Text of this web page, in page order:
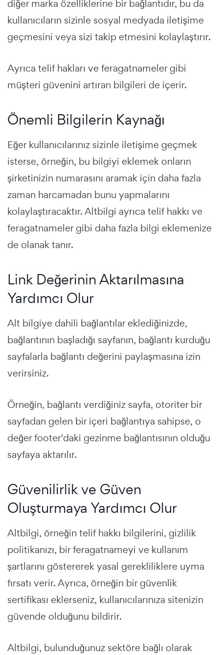
diğer marka özelliklerine bir bağlantıdır, bu da
kullanıcıların sizinle sosyal medyada iletişime
geçmesini veya sizi takip etmesini kolaylaştırır.
Ayrıca telif hakları ve feragatnameler gibi
müşteri güvenini artıran bilgileri de içerir.
Önemli Bilgilerin Kaynağı
Eğer kullanıcılarınız sizinle iletişime geçmek
isterse, örneğin, bu bilgiyi eklemek onların
şirketinizin numarasını aramak için daha fazla
zaman harcamadan bunu yapmalarını
kolaylaştıracaktır. Altbilgi ayrıca telif hakkı ve
feragatnameler gibi daha fazla bilgi eklemenize
de olanak tanır.
Link Değerinin Aktarılmasına
Yardımcı Olur
Alt bilgiye dahili bağlantılar eklediğinizde,
bağlantının başladığı sayfanın, bağlantı kurduğu
sayfalarla bağlantı değerini paylaşmasına izin
verirsiniz.
Örneğin, bağlantı verdiğiniz sayfa, otoriter bir
sayfadan gelen bir içeri bağlantıya sahipse, o
değer footer'daki gezinme bağlantısının olduğu
sayfaya aktarılır.
Güvenilirlik ve Güven
Oluşturmaya Yardımcı Olur
Altbilgi, örneğin telif hakkı bilgilerini, gizlilik
politikanızı, bir feragatnameyi ve kullanım
şartlarını göstererek yasal gerekliliklere uyma
fırsatı verir. Ayrıca, örneğin bir güvenlik
sertifikası eklerseniz, kullanıcılarınıza sitenizin
güvende olduğunu bildirir.
Altbilgi, bulunduğunuz sektöre bağlı olarak